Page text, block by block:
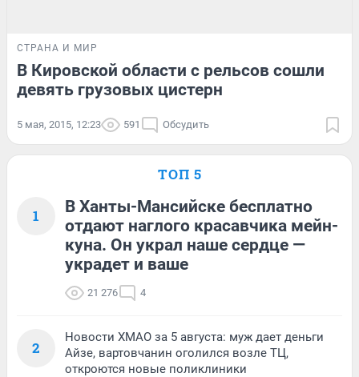
СТРАНА И МИР
В Кировской области с рельсов сошли
девять грузовых цистерн
5 мая, 2015, 12:23 591 Обсудить
ТОП 5
1
В Ханты-Мансийске бесплатно
отдают наглого красавчика мейн-
куна. Он украл наше сердце —
украдет и ваше
21 276 4
2
Новости ХМАО за 5 августа: муж дает деньги
Айзе, вартовчанин оголился возле ТЦ,
откроются новые поликлиники